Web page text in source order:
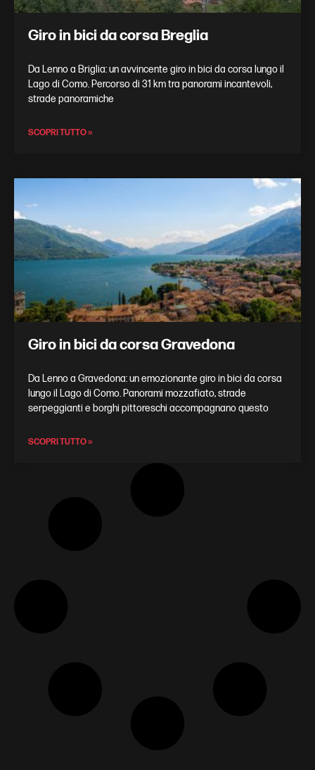
Giro in bici da corsa Breglia
Da Lenno a Briglia: un avvincente giro in bici da corsa lungo il
Lago di Como. Percorso di 31 km tra panorami incantevoli,
strade panoramiche
SCOPRI TUTTO »
Giro in bici da corsa Gravedona
Da Lenno a Gravedona: un emozionante giro in bici da corsa
lungo il Lago di Como. Panorami mozzafiato, strade
serpeggianti e borghi pittoreschi accompagnano questo
SCOPRI TUTTO »